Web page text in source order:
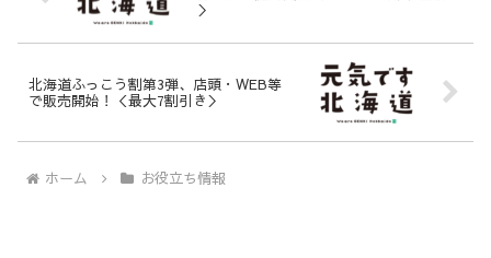
＞
北海道ふっこう割第3弾、店頭・WEB等
で販売開始！＜最大7割引き＞
ホーム お役立ち情報